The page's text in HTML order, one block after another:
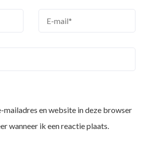
mailadres en website in deze browser
wanneer ik een reactie plaats.